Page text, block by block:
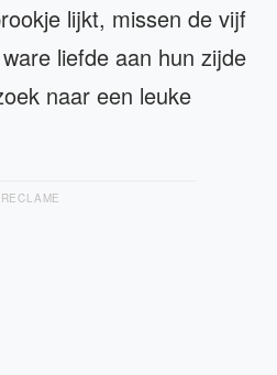
lijkt, missen de vijf
liefde aan hun zijde
naar een leuke
RECLAME